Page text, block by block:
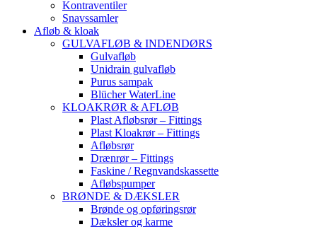
Kontraventiler
Snavssamler
Afløb & kloak
GULVAFLØB & INDENDØRS
Gulvafløb
Unidrain gulvafløb
Purus sampak
Blücher WaterLine
KLOAKRØR & AFLØB
Plast Afløbsrør – Fittings
Plast Kloakrør – Fittings
Afløbsrør
Drænrør – Fittings
Faskine / Regnvandskassette
Afløbspumper
BRØNDE & DÆKSLER
Brønde og opføringsrør
Dæksler og karme